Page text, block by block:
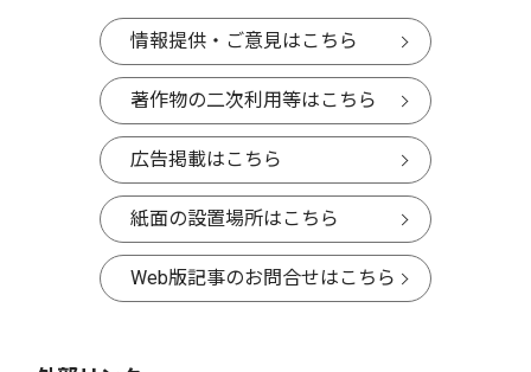
情報提供・ご意見はこちら
著作物の二次利用等はこちら
広告掲載はこちら
紙面の設置場所はこちら
Web版記事のお問合せはこちら